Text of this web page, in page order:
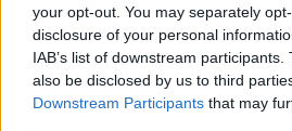
your opt-out. You may separately
disclosure of your personal
IAB’s list of downstream
also be disclosed by us to third
Downstream Participants that may